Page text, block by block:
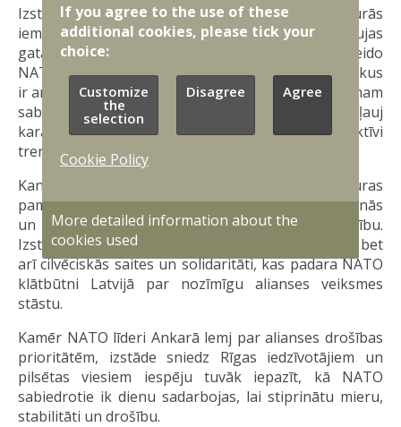
Izstādes apmeklētāji varēs aplūkot fotogrāfijas, kurās
iemūžinātas starptautiskās militārās mācības, kaujas
gatavība un sadarbība ar vietējo sabiedrību, kas veido
NATO sabiedroto ciešo sadarbību. Izstāde vienlaikus
ir arī apliecinājums Latvijas nozīmīgajam ieguldījumam
sabiedroto spēku uzņemšanā un atbalstā, kas ļauj
karavīriem no dažādām NATO dalībvalstīm efektīvi
trenēties un pildīt dienesta pienākumus.
Kanādu un Latviju vieno cieša partnerība, kuras
pamatā ir kopīgas vērtības, savstarpēja uzticēšanās
un kopīga apņemšanās stiprināt kolektīvo drošību.
Izstāde izceļ ne tikai abu valstu militāro sadarbību, bet
arī cilvēciskās saites un solidaritāti, kas padara NATO
klātbūtni Latvijā par nozīmīgu alianses veiksmes
stāstu.
Kamēr NATO līderi Ankarā lemj par alianses drošības
prioritātēm, izstāde sniedz Rīgas iedzīvotājiem un
pilsētas viesiem iespēju tuvāk iepazīt, kā NATO
sabiedrotie ik dienu sadarbojas, lai stiprinātu mieru,
stabilitāti un drošību.
If you agree to the use of these
additional cookies, please tick your
choice:
Customize
the
selection
Disagree Agree
Cookie Policy
More detailed information about the
cookies used